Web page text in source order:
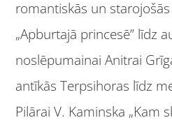
romantiskās un
„Apburtajā princesē” līdz
noslēpumainai Anitrai
antīkās Terpsihoras līdz
Pilārai V. Kaminska „Kam